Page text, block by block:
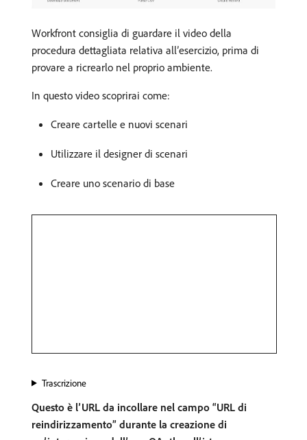
Workfront consiglia di guardare il video della
procedura dettagliata relativa all’esercizio, prima di
provare a ricrearlo nel proprio ambiente.
In questo video scoprirai come:
Creare cartelle e nuovi scenari
Utilizzare il designer di scenari
Creare uno scenario di base
Trascrizione
Questo è l’URL da incollare nel campo “URL di
reindirizzamento” durante la creazione di